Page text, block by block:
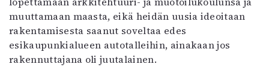
muuttamaan maasta, eikä heidän uusia ideoitaan
rakentamisesta saanut soveltaa edes
esikaupunkialueen autotalleihin, ainakaan jos
rakennuttajana oli juutalainen.